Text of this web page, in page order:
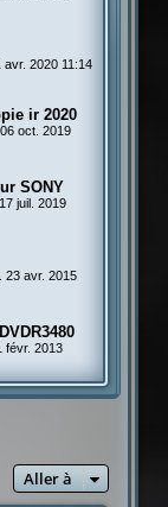
avr. 2020 11:14
ir 2020
oct. 2019
SONY
juil. 2019
23 avr. 2015
févr. 2013
Aller à